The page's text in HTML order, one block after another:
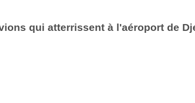
qui atterrissent à l'aéroport de